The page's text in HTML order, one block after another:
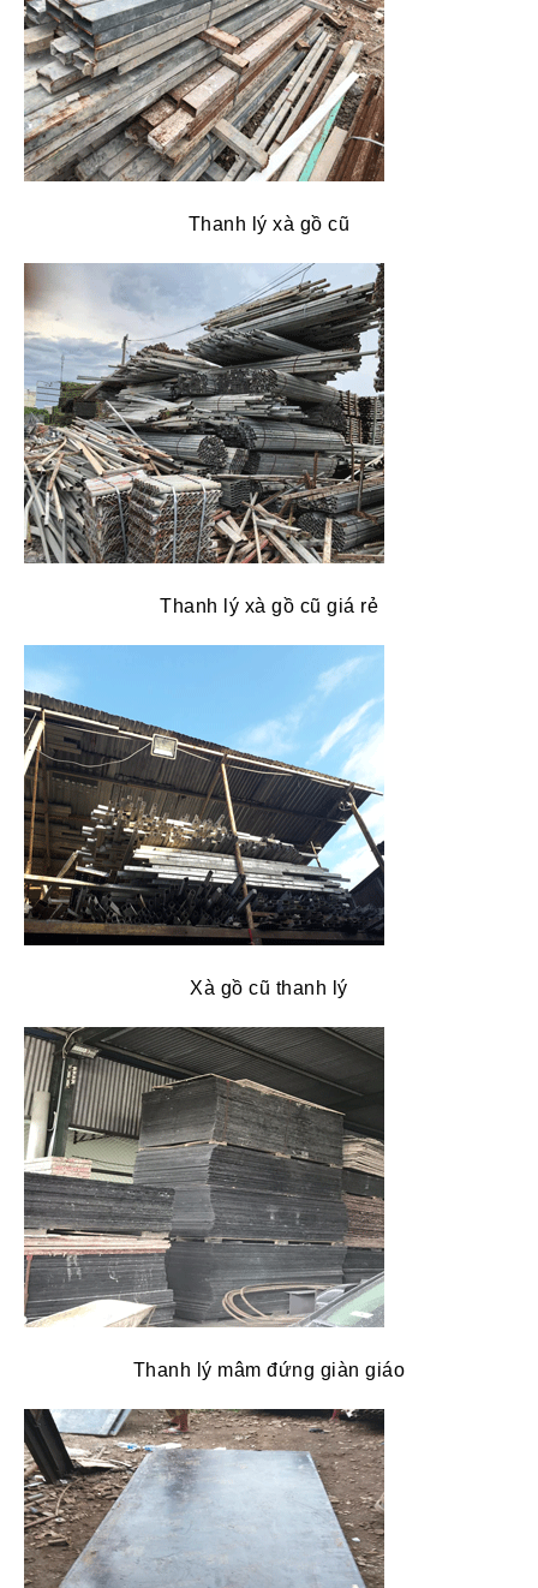
Thanh lý xà gồ cũ
Thanh lý xà gồ cũ giá rẻ
Xà gồ cũ thanh lý
Thanh lý mâm đứng giàn giáo